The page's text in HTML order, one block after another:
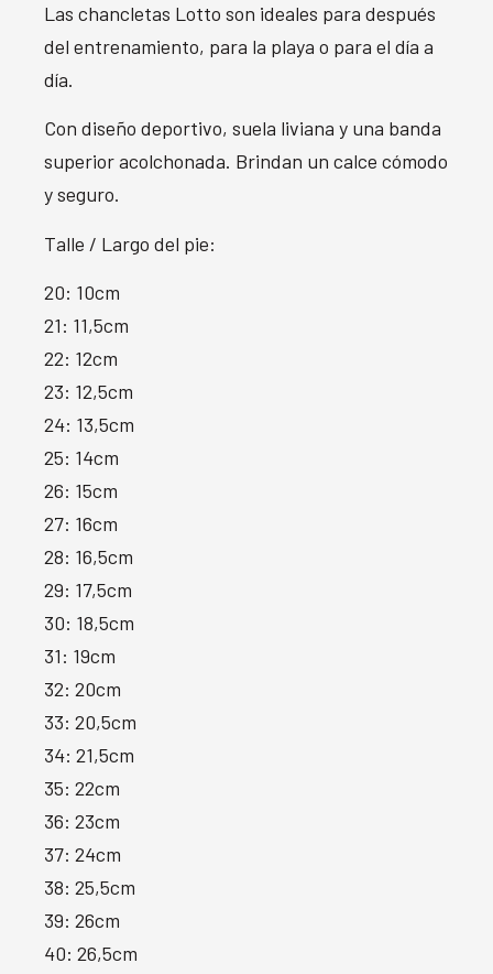
Las chancletas Lotto son ideales para después
del entrenamiento, para la playa o para el día a
día.
Con diseño deportivo, suela liviana y una banda
superior acolchonada. Brindan un calce cómodo
y seguro.
Talle / Largo del pie:
20: 10cm
21: 11,5cm
22: 12cm
23: 12,5cm
24: 13,5cm
25: 14cm
26: 15cm
27: 16cm
28: 16,5cm
29: 17,5cm
30: 18,5cm
31: 19cm
32: 20cm
33: 20,5cm
34: 21,5cm
35: 22cm
36: 23cm
37: 24cm
38: 25,5cm
39: 26cm
40: 26,5cm